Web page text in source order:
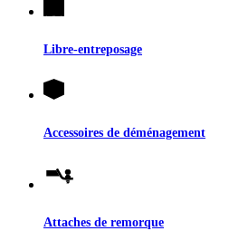
Libre-entreposage
Accessoires de déménagement
Attaches de remorque